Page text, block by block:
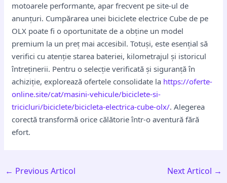
motoarele performante, apar frecvent pe site-ul de
anunțuri. Cumpărarea unei biciclete electrice Cube de pe
OLX poate fi o oportunitate de a obține un model
premium la un preț mai accesibil. Totuși, este esențial să
verifici cu atenție starea bateriei, kilometrajul și istoricul
întreținerii. Pentru o selecție verificată și siguranță în
achiziție, explorează ofertele consolidate la https://oferte-
online.site/cat/masini-vehicule/biciclete-si-
tricicluri/biciclete/bicicleta-electrica-cube-olx/. Alegerea
corectă transformă orice călătorie într-o aventură fără
efort.
← Previous Articol Next Articol →